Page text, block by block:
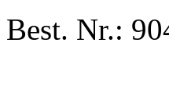
Best. Nr.: